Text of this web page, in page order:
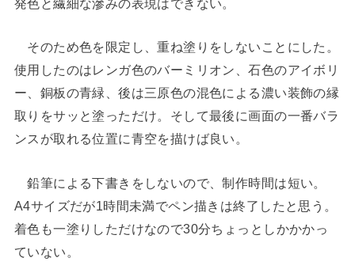
発色と繊細な滲みの表現はできない。
そのため色を限定し、重ね塗りをしないことにした。
使用したのはレンガ色のバーミリオン、石色のアイボリ
ー、銅板の青緑、後は三原色の混色による濃い装飾の縁
取りをサッと塗っただけ。そして最後に画面の一番バラ
ンスが取れる位置に青空を描けば良い。
鉛筆による下書きをしないので、制作時間は短い。
A4サイズだが1時間未満でペン描きは終了したと思う。
着色も一塗りしただけなので30分ちょっとしかかかっ
ていない。